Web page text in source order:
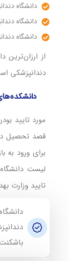
دانشگاه
دانشگاه
دانشگاه
از
دندانپزشکی
مورد تایید
قصد تحصیل
برای ورود به
لیست
تایید وزارت